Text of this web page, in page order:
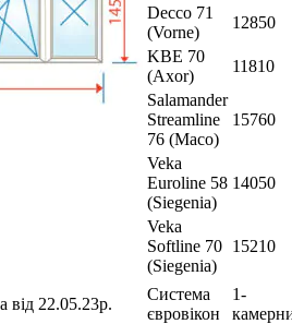
Decco 71
(Vorne)
12850
KBE 70
(Axor)
11810
Salamander
Streamline
76 (Maco)
15760
Veka
Euroline 58
(Siegenia)
14050
Veka
Softline 70
(Siegenia)
15210
від 22.05.23р.
Система
євровікон
1-